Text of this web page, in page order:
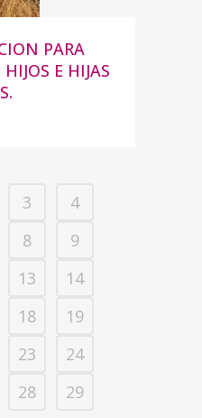
PARA
E HIJAS
3
4
8
9
13
14
18
19
23
24
28
29